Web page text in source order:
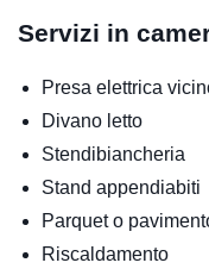
Servizi in
Presa elettrica
Divano letto
Stendibiancheria
Stand appendiabiti
Parquet o
Riscaldamento